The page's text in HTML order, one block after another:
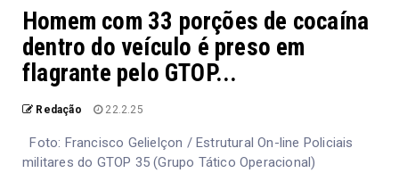
Homem com 33 porções de cocaína
dentro do veículo é preso em
flagrante pelo GTOP...
Redação 22.2.25
Foto: Francisco Gelielçon / Estrutural On-line Policiais
militares do GTOP 35 (Grupo Tático Operacional)